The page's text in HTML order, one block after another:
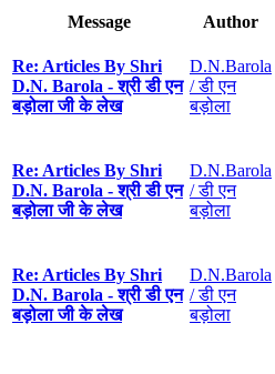
Message Author
Re: Articles By Shri
D.N. Barola - श्री डी एन
बड़ोला जी के लेख
D.N.Barola
/ डी एन
बड़ोला
Re: Articles By Shri
D.N. Barola - श्री डी एन
बड़ोला जी के लेख
D.N.Barola
/ डी एन
बड़ोला
Re: Articles By Shri
D.N. Barola - श्री डी एन
बड़ोला जी के लेख
D.N.Barola
/ डी एन
बड़ोला